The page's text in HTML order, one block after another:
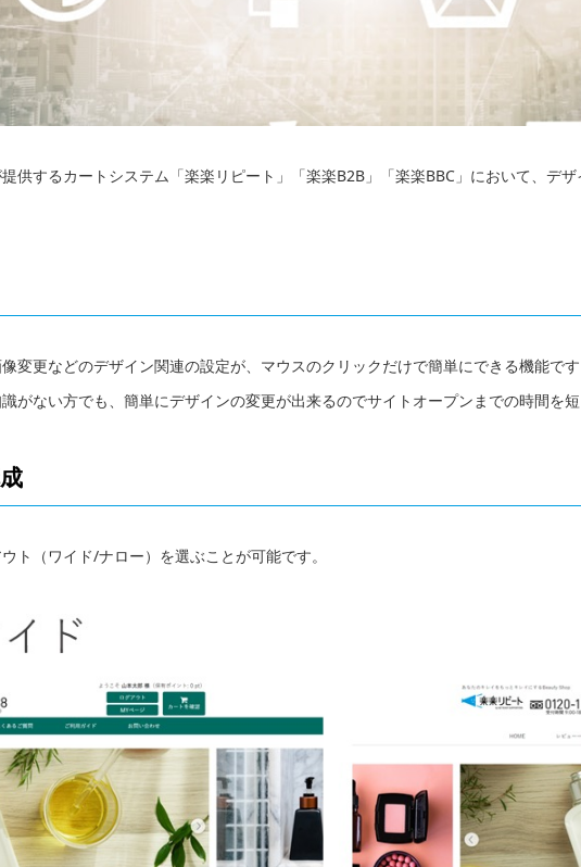
供するカートシステム「楽楽リピート」「楽楽B2B」「楽楽BBC」において、デ
変更などのデザイン関連の設定が、マウスのクリックだけで簡単にできる機能で
がない方でも、簡単にデザインの変更が出来るのでサイトオープンまでの時間を
ト（ワイド/ナロー）を選ぶことが可能です。